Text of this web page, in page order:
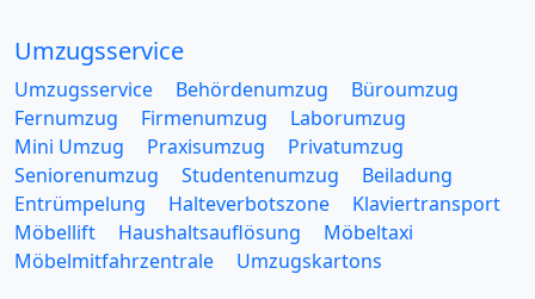
Umzugsservice
Umzugsservice Behördenumzug
Büroumzug
Fernumzug
Firmenumzug
Laborumzug
Mini Umzug
Praxisumzug
Privatumzug
Seniorenumzug
Studentenumzug
Beiladung
Entrümpelung
Halteverbotszone
Klaviertransport
Möbellift
Haushaltsauflösung
Möbeltaxi
Möbelmitfahrzentrale
Umzugskartons